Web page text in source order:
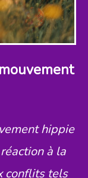
hippie
à la
conflits tels